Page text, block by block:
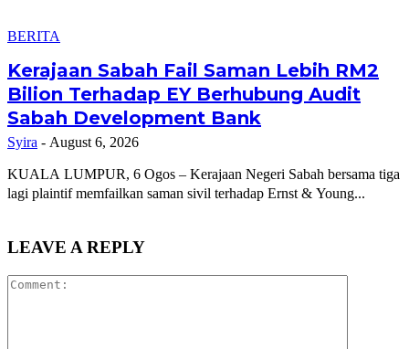
BERITA
Kerajaan Sabah Fail Saman Lebih RM2
Bilion Terhadap EY Berhubung Audit
Sabah Development Bank
Syira - August 6, 2026
KUALA LUMPUR, 6 Ogos – Kerajaan Negeri Sabah bersama tiga
lagi plaintif memfailkan saman sivil terhadap Ernst & Young...
LEAVE A REPLY